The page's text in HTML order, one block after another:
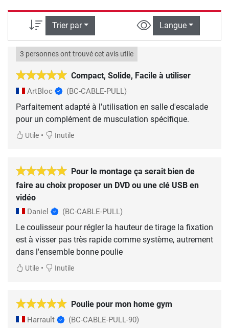
Trier par Langue
Compact, Solide, Facile à utiliser
3 personnes ont trouvé cet avis utile
ArtBloc (BC-CABLE-PULL)
Parfaitement adapté à l'utilisation en salle d'escalade
pour un complément de musculation spécifique.
Utile • Inutile
Pour le montage ça serait bien de
faire au choix proposer un DVD ou une clé USB en
vidéo
Daniel (BC-CABLE-PULL)
Le coulisseur pour régler la hauteur de tirage la fixation
est à visser pas très rapide comme système, autrement
dans l'ensemble bonne poulie
Utile • Inutile
Poulie pour mon home gym
Harrault (BC-CABLE-PULL-90)